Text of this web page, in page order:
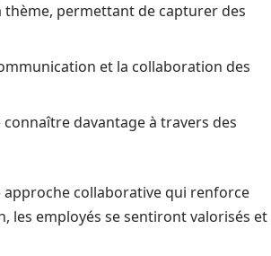
thème, permettant de capturer des
et la collaboration des
davantage à travers des
approche collaborative qui renforce
les employés se sentiront valorisés et